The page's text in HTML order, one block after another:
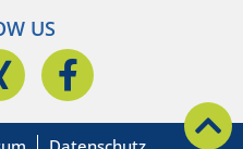
US